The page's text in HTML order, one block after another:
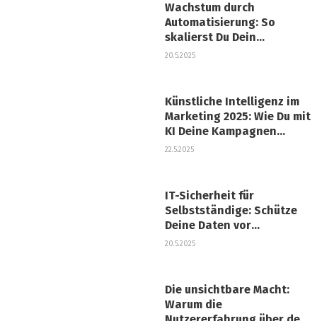
Wachstum durch
Automatisierung: So
skalierst Du Dein
Unternehmen effizient
20.5.2025
Künstliche Intelligenz im
Marketing 2025: Wie Du mit
KI Deine Kampagnen
revolutionierst
22.5.2025
IT-Sicherheit für
Selbstständige: Schütze
Deine Daten vor
Cyberangriffen
20.5.2025
Die unsichtbare Macht:
Warum die